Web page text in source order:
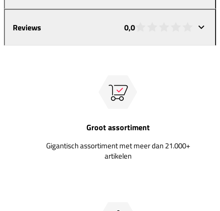
Reviews 0,0
Groot assortiment
Gigantisch assortiment met meer dan 21.000+
artikelen